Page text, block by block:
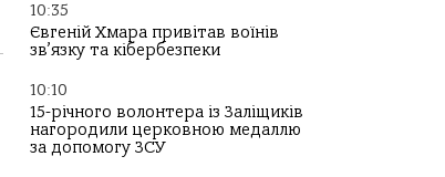
10:35
Євгеній Хмара привітав воїнів
зв’язку та кібербезпеки
10:10
15-річного волонтера із Заліщиків
нагородили церковною медаллю
за допомогу ЗСУ